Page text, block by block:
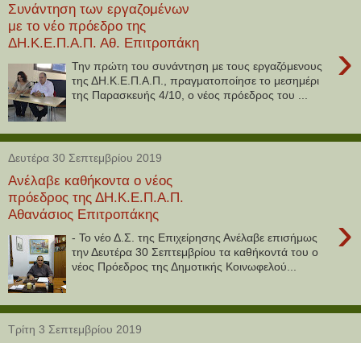
Συνάντηση των εργαζομένων
με το νέο πρόεδρο της
ΔΗ.Κ.Ε.Π.Α.Π. Αθ. Επιτροπάκη
›
Την πρώτη του συνάντηση με τους εργαζόμενους
της ΔΗ.Κ.Ε.Π.Α.Π., πραγματοποίησε το μεσημέρι
της Παρασκευής 4/10, ο νέος πρόεδρος του ...
Δευτέρα 30 Σεπτεμβρίου 2019
Ανέλαβε καθήκοντα ο νέος
πρόεδρος της ΔΗ.Κ.Ε.Π.Α.Π.
Αθανάσιος Επιτροπάκης
›
- Το νέο Δ.Σ. της Επιχείρησης Ανέλαβε επισήμως
την Δευτέρα 30 Σεπτεμβρίου τα καθήκοντά του ο
νέος Πρόεδρος της Δημοτικής Κοινωφελού...
Τρίτη 3 Σεπτεμβρίου 2019